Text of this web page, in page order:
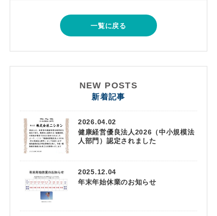
一覧に戻る
NEW POSTS
新着記事
2026.04.02
健康経営優良法人2026（中小規模法
人部門）認定されました
2025.12.04
年末年始休業のお知らせ